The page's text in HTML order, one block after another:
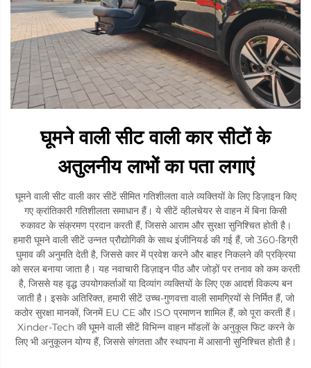
घूमने वाली सीट वाली कार सीटों के
अतुलनीय लाभों का पता लगाएं
घूमने वाली सीट वाली कार सीटें सीमित गतिशीलता वाले व्यक्तियों के लिए डिज़ाइन किए
गए क्रांतिकारी गतिशीलता समाधान हैं। ये सीटें व्हीलचेयर से वाहन में बिना किसी
रुकावट के संक्रमण प्रदान करती हैं, जिससे आराम और सुरक्षा सुनिश्चित होती है।
हमारी घूमने वाली सीटें उन्नत प्रौद्योगिकी के साथ इंजीनियर्ड की गई हैं, जो 360-डिग्री
घुमाव की अनुमति देती है, जिससे कार में प्रवेश करने और बाहर निकलने की प्रक्रिया
को सरल बनाया जाता है। यह नवाचारी डिज़ाइन पीठ और जोड़ों पर तनाव को कम करती
है, जिससे यह वृद्ध उपयोगकर्ताओं या दिव्यांग व्यक्तियों के लिए एक आदर्श विकल्प बन
जाती है। इसके अतिरिक्त, हमारी सीटें उच्च-गुणवत्ता वाली सामग्रियों से निर्मित हैं, जो
कठोर सुरक्षा मानकों, जिनमें EU CE और ISO प्रमाणन शामिल हैं, को पूरा करती हैं।
Xinder-Tech की घूमने वाली सीटें विभिन्न वाहन मॉडलों के अनुकूल फिट करने के
लिए भी अनुकूलन योग्य हैं, जिससे संगतता और स्थापना में आसानी सुनिश्चित होती है।